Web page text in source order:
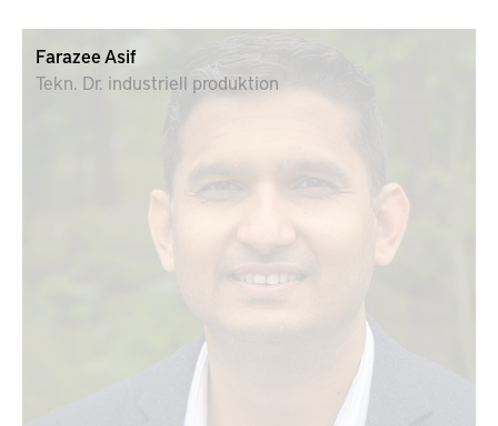
Farazee Asif
Tekn. Dr. industriell produktion